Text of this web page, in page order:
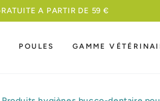
MEILLEURE NOURRITURE A UN
POULES GAMME